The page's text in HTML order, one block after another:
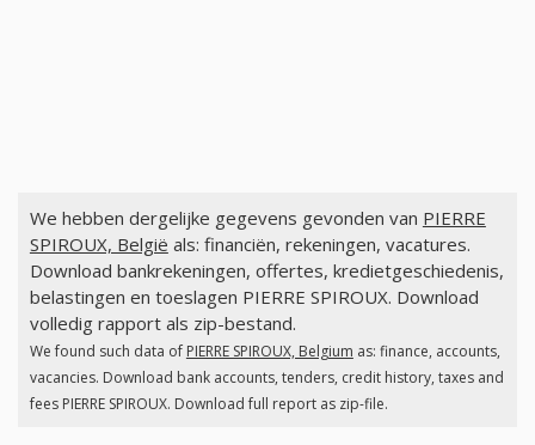
We hebben dergelijke gegevens gevonden van PIERRE
SPIROUX, België als: financiën, rekeningen, vacatures.
Download bankrekeningen, offertes, kredietgeschiedenis,
belastingen en toeslagen PIERRE SPIROUX. Download
volledig rapport als zip-bestand.
We found such data of PIERRE SPIROUX, Belgium as: finance, accounts,
vacancies. Download bank accounts, tenders, credit history, taxes and
fees PIERRE SPIROUX. Download full report as zip-file.